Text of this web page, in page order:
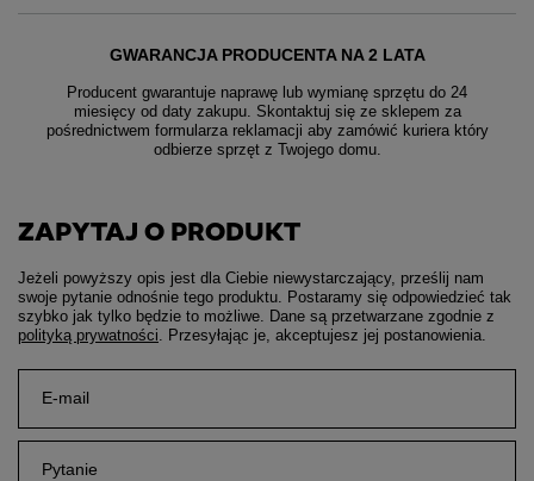
GWARANCJA PRODUCENTA NA 2 LATA
Producent gwarantuje naprawę lub wymianę sprzętu do 24
miesięcy od daty zakupu. Skontaktuj się ze sklepem za
pośrednictwem formularza reklamacji aby zamówić kuriera który
odbierze sprzęt z Twojego domu.
ZAPYTAJ O PRODUKT
Jeżeli powyższy opis jest dla Ciebie niewystarczający, prześlij nam
swoje pytanie odnośnie tego produktu. Postaramy się odpowiedzieć tak
szybko jak tylko będzie to możliwe. Dane są przetwarzane zgodnie z
polityką prywatności. Przesyłając je, akceptujesz jej postanowienia.
E-mail
Pytanie